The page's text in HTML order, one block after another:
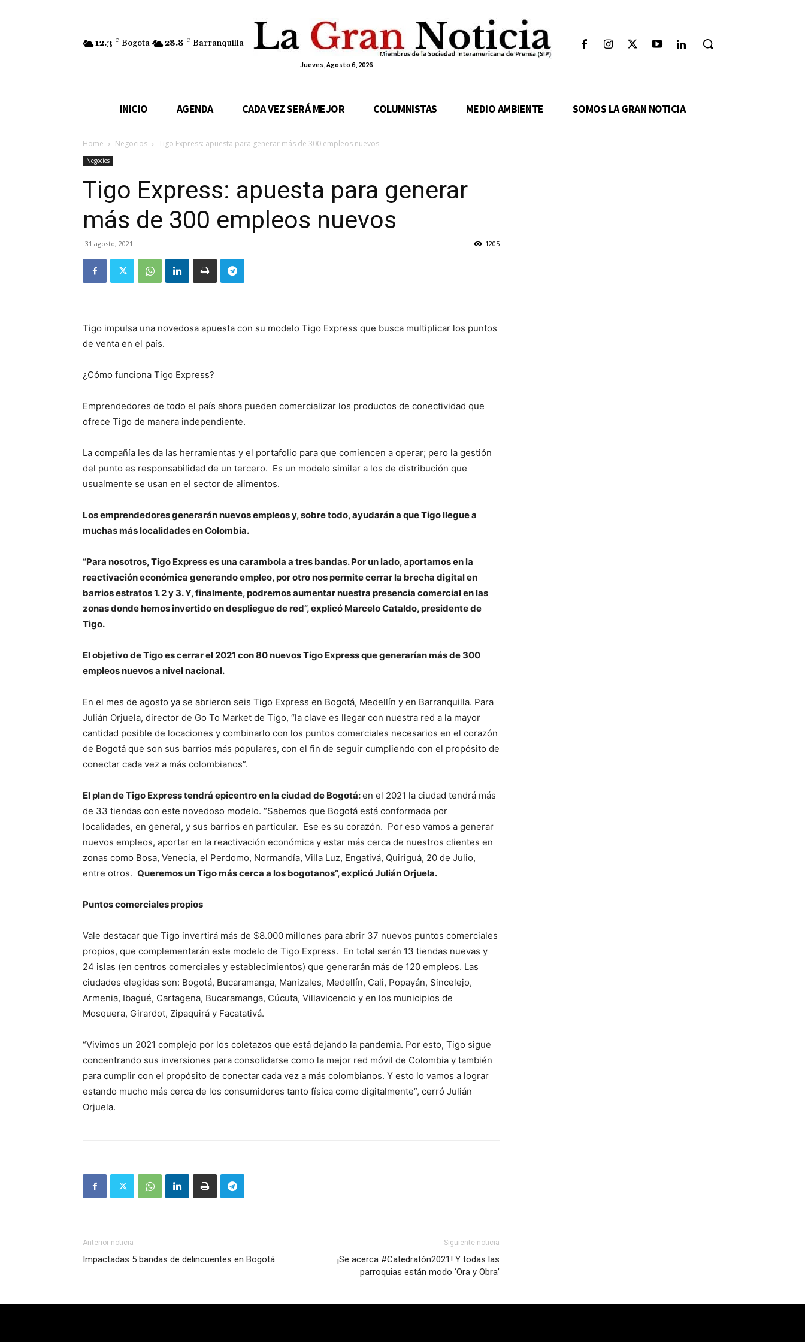
12.3 C Bogota 28.8 C Barranquilla
Jueves, Agosto 6, 2026
INICIO AGENDA CADA VEZ SERÁ MEJOR COLUMNISTAS MEDIO AMBIENTE SOMOS LA GRAN NOTICIA
Home Negocios Tigo Express: apuesta para generar más de 300 empleos nuevos
Negocios
Tigo Express: apuesta para generar
más de 300 empleos nuevos
31 agosto, 2021 1205
Tigo impulsa una novedosa apuesta con su modelo Tigo Express que busca multiplicar los puntos
de venta en el país.
¿Cómo funciona Tigo Express?
Emprendedores de todo el país ahora pueden comercializar los productos de conectividad que
ofrece Tigo de manera independiente.
La compañía les da las herramientas y el portafolio para que comiencen a operar; pero la gestión
del punto es responsabilidad de un tercero. Es un modelo similar a los de distribución que
usualmente se usan en el sector de alimentos.
Los emprendedores generarán nuevos empleos y, sobre todo, ayudarán a que Tigo llegue a
muchas más localidades en Colombia.
“Para nosotros, Tigo Express es una carambola a tres bandas. Por un lado, aportamos en la
reactivación económica generando empleo, por otro nos permite cerrar la brecha digital en
barrios estratos 1. 2 y 3. Y, finalmente, podremos aumentar nuestra presencia comercial en las
zonas donde hemos invertido en despliegue de red”, explicó Marcelo Cataldo, presidente de
Tigo.
El objetivo de Tigo es cerrar el 2021 con 80 nuevos Tigo Express que generarían más de 300
empleos nuevos a nivel nacional.
En el mes de agosto ya se abrieron seis Tigo Express en Bogotá, Medellín y en Barranquilla. Para
Julián Orjuela, director de Go To Market de Tigo, “la clave es llegar con nuestra red a la mayor
cantidad posible de locaciones y combinarlo con los puntos comerciales necesarios en el corazón
de Bogotá que son sus barrios más populares, con el fin de seguir cumpliendo con el propósito de
conectar cada vez a más colombianos”.
El plan de Tigo Express tendrá epicentro en la ciudad de Bogotá:en el 2021 la ciudad tendrá más
de 33 tiendas con este novedoso modelo. “Sabemos que Bogotá está conformada por
localidades, en general, y sus barrios en particular. Ese es su corazón. Por eso vamos a generar
nuevos empleos, aportar en la reactivación económica y estar más cerca de nuestros clientes en
zonas como Bosa, Venecia, el Perdomo, Normandía, Villa Luz, Engativá, Quiriguá, 20 de Julio,
entre otros. Queremos un Tigo más cerca a los bogotanos”, explicó Julián Orjuela.
Puntos comerciales propios
Vale destacar que Tigo invertirá más de $8.000 millones para abrir 37 nuevos puntos comerciales
propios, que complementarán este modelo de Tigo Express. En total serán 13 tiendas nuevas y
24 islas (en centros comerciales y establecimientos) que generarán más de 120 empleos. Las
ciudades elegidas son: Bogotá, Bucaramanga, Manizales, Medellín, Cali, Popayán, Sincelejo,
Armenia, Ibagué, Cartagena, Bucaramanga, Cúcuta, Villavicencio y en los municipios de
Mosquera, Girardot, Zipaquirá y Facatativá.
“Vivimos un 2021 complejo por los coletazos que está dejando la pandemia. Por esto, Tigo sigue
concentrando sus inversiones para consolidarse como la mejor red móvil de Colombia y también
para cumplir con el propósito de conectar cada vez a más colombianos. Y esto lo vamos a lograr
estando mucho más cerca de los consumidores tanto física como digitalmente”, cerró Julián
Orjuela.
Anterior noticia
Impactadas 5 bandas de delincuentes en Bogotá
Siguiente noticia
¡Se acerca #Catedratón2021! Y todas las
parroquias están modo ‘Ora y Obra’